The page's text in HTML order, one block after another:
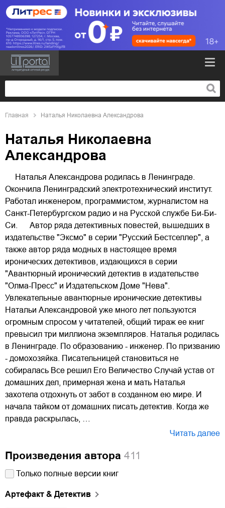
Главная Наталья Николаевна Александрова
Наталья Николаевна
Александрова
Наталья Александрова родилась в Ленинграде.
Окончила Ленинградский электротехнический институт.
Работал инженером, программистом, журналистом на
Санкт-Петербургском радио и на Русской службе Би-Би-
Си. Автор ряда детективных повестей, вышедших в
издательстве "Эксмо" в серии "Русский Бестселлер", а
также автор ряда модных в настоящее время
иронических детективов, издающихся в серии
"Авантюрный иронический детектив в издательстве
"Олма-Пресс" и Издательском Доме "Нева".
Увлекательные авантюрные иронические детективы
Натальи Александровой уже много лет пользуются
огромным спросом у читателей, общий тираж ее книг
превысил три миллиона экземпляров. Наталья родилась
в Ленинграде. По образованию - инженер. По призванию
- домохозяйка. Писательницей становиться не
собиралась Все решил Его Величество Случай устав от
домашних дел, примерная жена и мать Наталья
захотела отдохнуть от забот в созданном ею мире. И
начала тайком от домашних писать детектив. Когда же
правда раскрылась, …
Читать далее
Произведения автора 411
Только полные версии книг
Артефакт & Детектив